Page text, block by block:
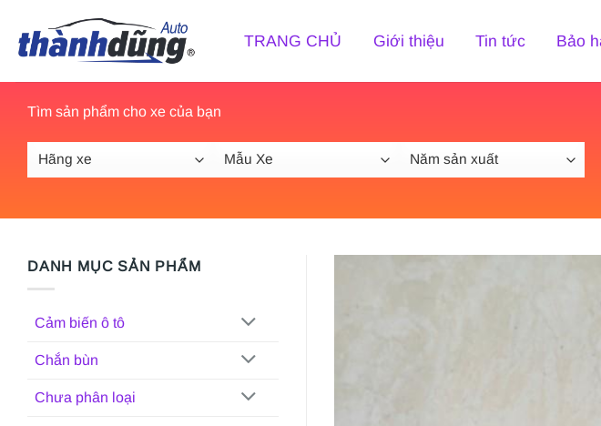
qua
nội
dung
TRANG CHỦ Giới thiệu Tin tức Bảo
Tìm sản phẩm cho xe của bạn
DANH MỤC SẢN PHẨM
Cảm biến ô tô
Chắn bùn
Chưa phân loại